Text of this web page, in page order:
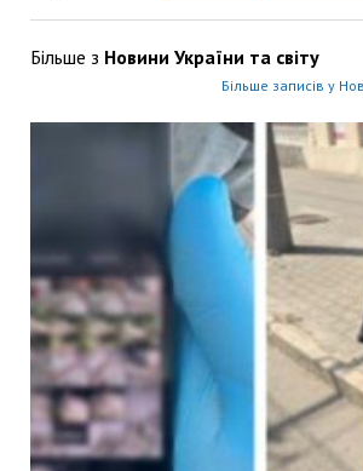
Більше з Новини України та світу
Більше записів у